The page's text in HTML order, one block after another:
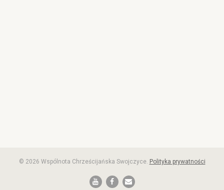
© 2026 Wspólnota Chrześcijańska Swojczyce. Polityka prywatności